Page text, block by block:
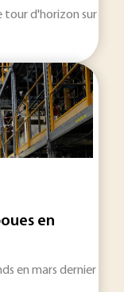
d'horizon sur les
en
en mars dernier